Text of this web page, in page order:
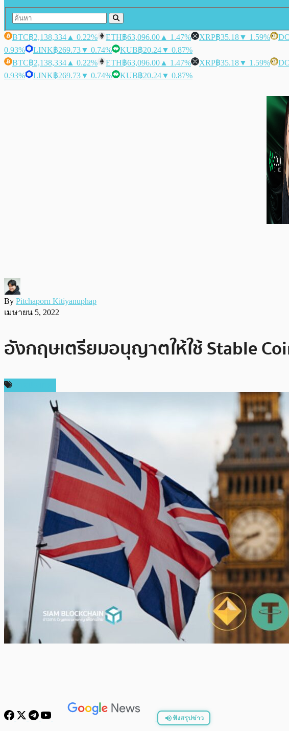
BTC฿2,138,334 ▲ 0.22% ETH฿63,096.00 ▲ 1.47% XRP฿35.18▼ 1.59%
0.93%
LINK฿269.73▼ 0.74% KUB฿20.24▼ 0.87%
BTC฿2,138,334 ▲ 0.22% ETH฿63,096.00 ▲ 1.47% XRP฿35.18▼ 1.59%
0.93%
LINK฿269.73▼ 0.74% KUB฿20.24▼ 0.87%
By Pitchaporn Kitiyanuphap
เมษายน 5, 2022
อังกฤษเตรียมอนุญาตให้ใช้ Stable
ฟังสรุปข่าว